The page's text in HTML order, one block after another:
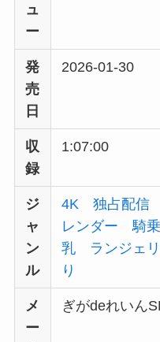
ュ
ー
発
売
日
2026-01-30
収
録
1:07:00
ジ
ャ
ン
ル
4K 独占配信
レンダー
騎
乳
ランジェ
り
メ
ー
ぎがdeれいん